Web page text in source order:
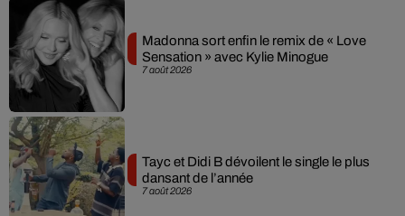
7 août 2026
Madonna sort enfin le remix de « Love
Sensation » avec Kylie Minogue
7 août 2026
Tayc et Didi B dévoilent le single le plus
dansant de l’année